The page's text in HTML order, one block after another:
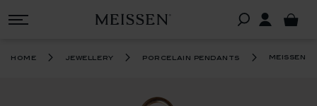
home jewellery porcelain pendants meissen